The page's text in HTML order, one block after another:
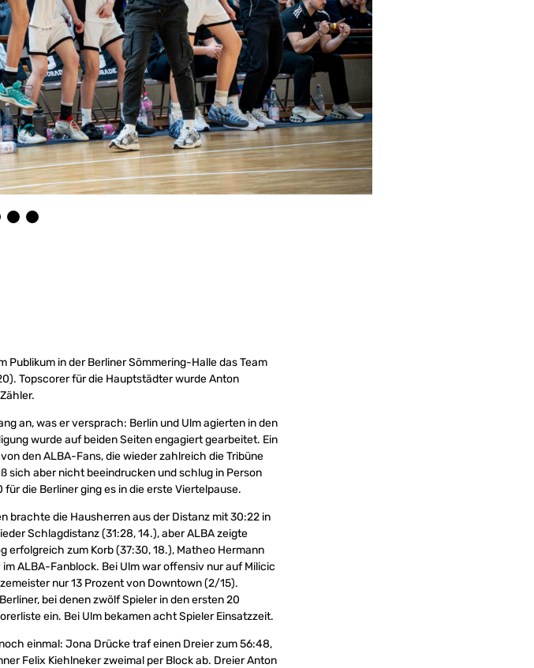
Publikum in der Berliner Sömmering-Halle das Team
Topscorer für die Hauptstädter wurde Anton
an, was er versprach: Berlin und Ulm agierten in den
wurde auf beiden Seiten engagiert gearbeitet. Ein
den ALBA-Fans, die wieder zahlreich die Tribüne
sich aber nicht beeindrucken und schlug in Person
die Berliner ging es in die erste Viertelpause.
brachte die Hausherren aus der Distanz mit 30:22 in
Schlagdistanz (31:28, 14.), aber ALBA zeigte
erfolgreich zum Korb (37:30, 18.), Matheo Hermann
ALBA-Fanblock. Bei Ulm war offensiv nur auf Milicic
nur 13 Prozent von Downtown (2/15).
bei denen zwölf Spieler in den ersten 20
ein. Bei Ulm bekamen acht Spieler Einsatzzeit.
einmal: Jona Drücke traf einen Dreier zum 56:48,
Felix Kiehlneker zweimal per Block ab. Dreier Anton